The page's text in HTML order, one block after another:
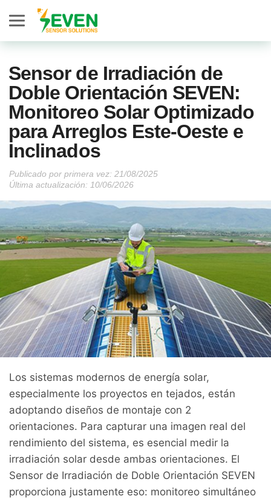
Sensor de Irradiación de
Doble Orientación SEVEN:
Monitoreo Solar Optimizado
para Arreglos Este-Oeste e
Inclinados
Publicado por primera vez:
Última actualización: 10/06/2026
Los sistemas modernos de energía solar,
especialmente los proyectos en tejados, están
adoptando diseños de montaje con 2
orientaciones. Para capturar una imagen real del
rendimiento del sistema, es esencial medir la
irradiación solar desde ambas orientaciones. El
Sensor de Irradiación de Doble Orientación SEVEN
proporciona justamente eso: monitoreo simultáneo